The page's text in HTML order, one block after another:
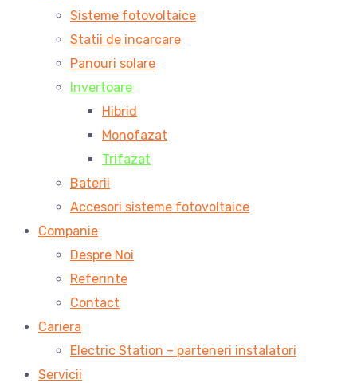
Sisteme fotovoltaice
Statii de incarcare
Panouri solare
Invertoare
Hibrid
Monofazat
Trifazat
Baterii
Accesori sisteme fotovoltaice
Companie
Despre Noi
Referinte
Contact
Cariera
Electric Station – parteneri instalatori
Servicii